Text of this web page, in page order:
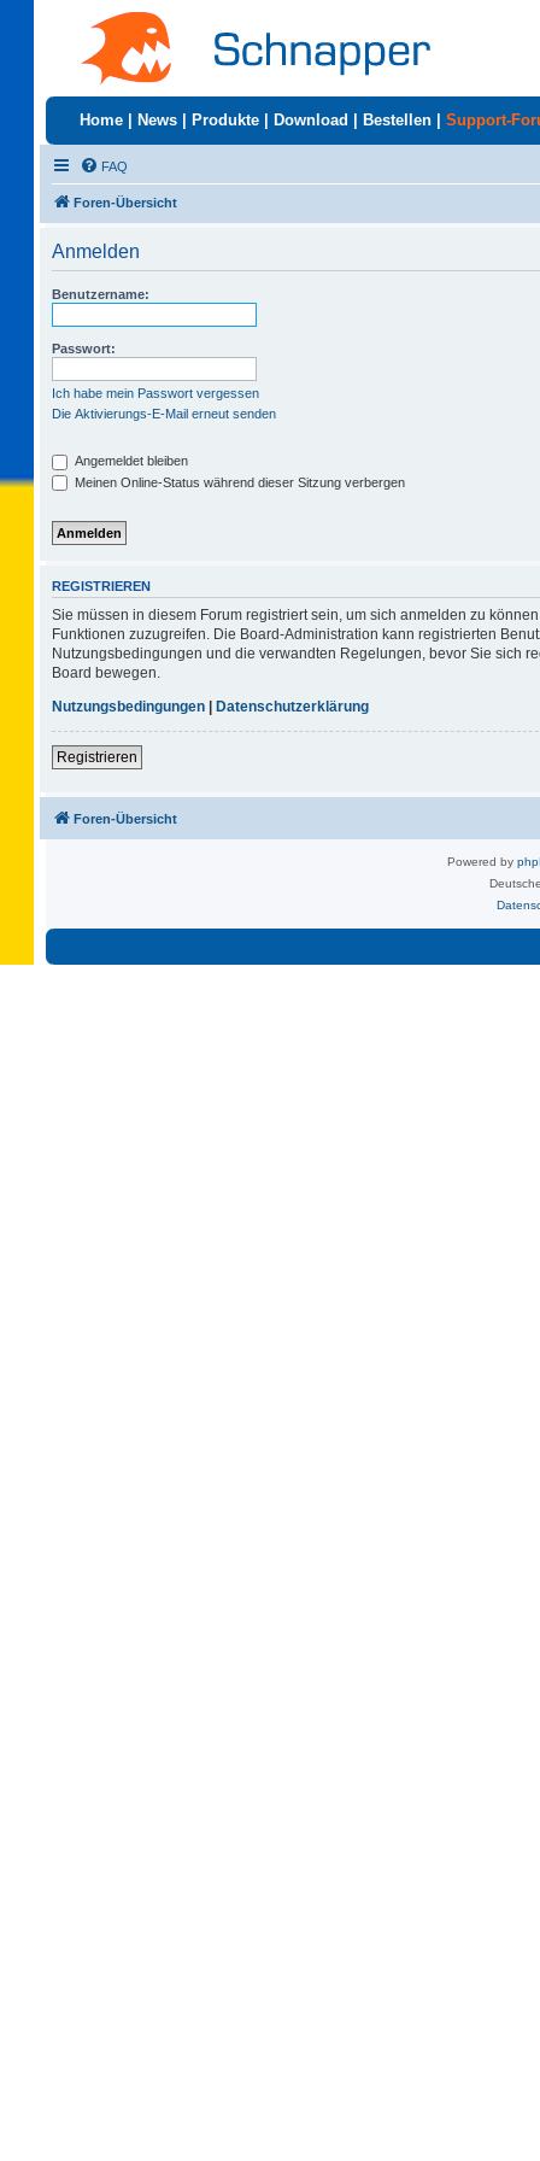
Home News Produkte Download Bestellen Support-
FAQ
Foren-Übersicht
Anmelden
Benutzername:
Passwort:
Ich habe mein Passwort vergessen
Die Aktivierungs-E-Mail erneut senden
Angemeldet bleiben
Meinen Online-Status während dieser Sitzung verbergen
REGISTRIEREN
Sie müssen in diesem Forum registriert sein, um sich anmelden zu
Funktionen zuzugreifen. Die Board-Administration kann registrierten
Nutzungsbedingungen und die verwandten Regelungen, bevor Sie sich
Board bewegen.
Nutzungsbedingungen | Datenschutzerklärung
Registrieren
Foren-Übersicht
Powered by